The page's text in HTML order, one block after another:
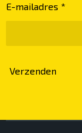
E-mailadres *
Verzenden